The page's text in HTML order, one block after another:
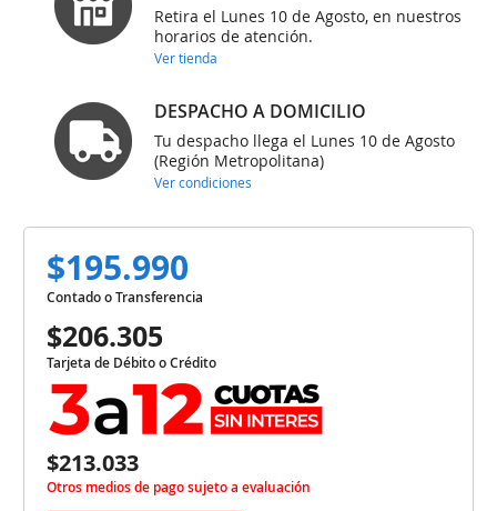
Retira el Lunes 10 de Agosto, en nuestros
horarios de atención.
Ver tienda
DESPACHO A DOMICILIO
Tu despacho llega el Lunes 10 de Agosto
(Región Metropolitana)
Ver condiciones
$195.990
Contado o Transferencia
$206.305
Tarjeta de Débito o Crédito
$213.033
Otros medios de pago sujeto a evaluación